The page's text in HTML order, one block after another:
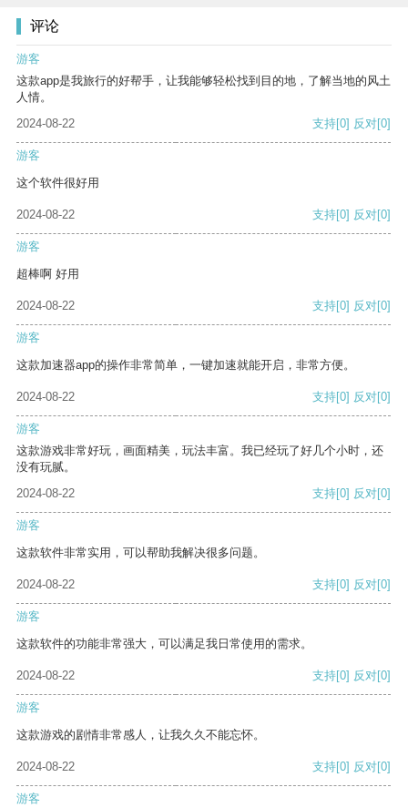
评论
游客
这款app是我旅行的好帮手，让我能够轻松找到目的地，了解当地的风土
人情。
2024-08-22
支持[0] 反对[0]
游客
这个软件很好用
2024-08-22 支持[0] 反对[0]
游客
超棒啊 好用
2024-08-22 支持[0] 反对[0]
游客
这款加速器app的操作非常简单，一键加速就能开启，非常方便。
2024-08-22 支持[0] 反对[0]
游客
这款游戏非常好玩，画面精美，玩法丰富。我已经玩了好几个小时，还
没有玩腻。
2024-08-22
支持[0] 反对[0]
游客
这款软件非常实用，可以帮助我解决很多问题。
2024-08-22 支持[0] 反对[0]
游客
这款软件的功能非常强大，可以满足我日常使用的需求。
2024-08-22 支持[0] 反对[0]
游客
这款游戏的剧情非常感人，让我久久不能忘怀。
2024-08-22 支持[0] 反对[0]
游客